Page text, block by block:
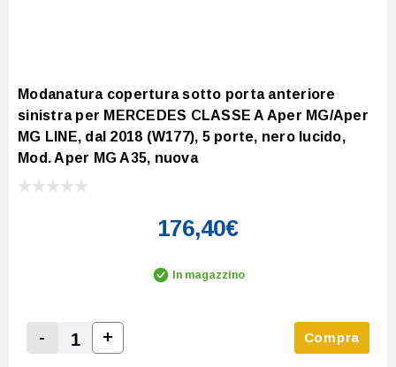
Modanatura copertura sotto porta anteriore
sinistra per MERCEDES CLASSE A Aper MG/Aper
MG LINE, dal 2018 (W177), 5 porte, nero lucido,
Mod. Aper MG A35, nuova
176,40€
In magazzino
Decrease Quantity:
-
Increase Quantity:
+ Compra